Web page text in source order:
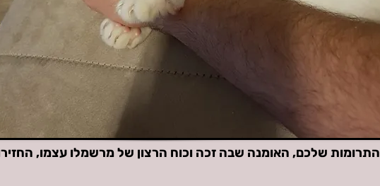
התרומות שלכם, האומנה שבה זכה וכוח הרצון של מרשמלו עצמו,